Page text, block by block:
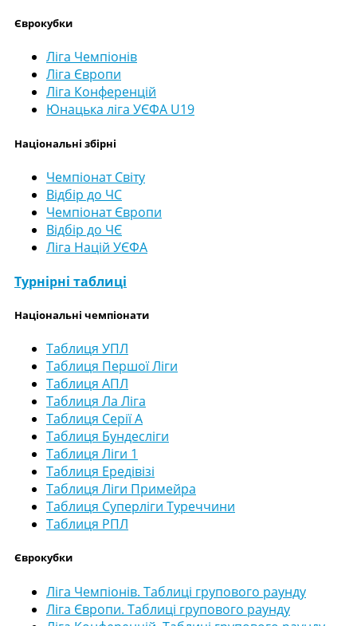
Єврокубки
Ліга Чемпіонів
Ліга Європи
Ліга Конференцій
Юнацька ліга УЄФА U19
Національні збірні
Чемпіонат Світу
Відбір до ЧС
Чемпіонат Європи
Відбір до ЧЄ
Ліга Націй УЄФА
Турнірні таблиці
Національні чемпіонати
Таблиця УПЛ
Таблиця Першої Ліги
Таблиця АПЛ
Таблиця Ла Ліга
Таблиця Серії А
Таблиця Бундесліги
Таблиця Ліги 1
Таблиця Ередівізі
Таблиця Ліги Примейра
Таблиця Суперліги Туреччини
Таблиця РПЛ
Єврокубки
Ліга Чемпіонів. Таблиці групового раунду
Ліга Європи. Таблиці групового раунду